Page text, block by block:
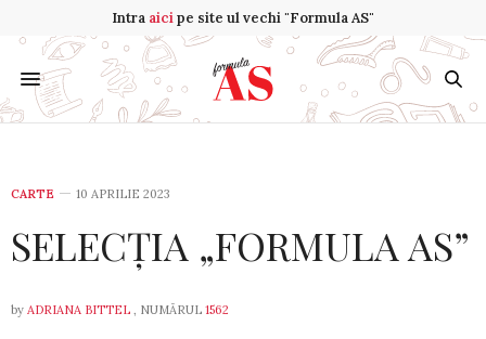
Intra aicipe site ul vechi "Formula AS"
CARTE 10 APRILIE 2023
SELECȚIA „FORMULA AS”
by ADRIANA BITTEL , NUMĂRUL 1562